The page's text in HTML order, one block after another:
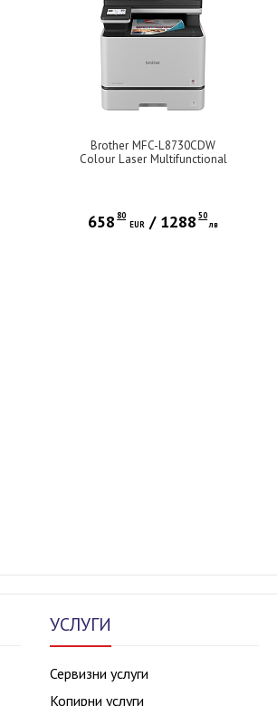
Brother MFC-L8730CDW
Colour Laser Multifunctional
658 80
EUR / 1288 50
лв
УСЛУГИ
Сервизни услуги
Копирни услуги